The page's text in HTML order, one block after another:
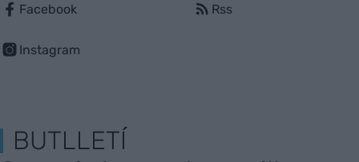
Facebook
Instagram
Rss
BUTLLETÍ